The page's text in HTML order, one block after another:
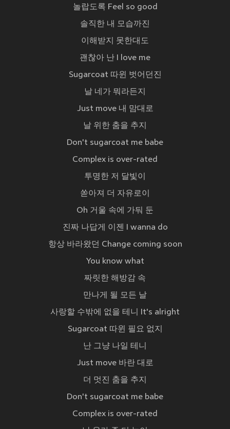
놀랍도록 Feel so good
솔직한 내 모습까진
이해받지 못한대도
괜찮아 난 I love me
Sugarcoat 따윈 벗어던진
날 네가 뭐라든지
Just move 내 맘대로
날 위한 춤을 추지
Don't sugarcoat me babe
Complex is over-rated
투명한 저 달빛이
쏟아져 더 자유로이
Oh 거울 속에 가둬 둔
진짜 나답게 이젠 I wanna do
항상 바라왔던 Change coming soon
You know what
짜릿한 해방감 속
만나게 될 모든 날
사랑할 수밖에 없을 테니 It's alright
Sugarcoat 따윈 필요 없지
난 그냥 나일 테니
Just move 바란 대로
더 멋진 춤을 추지
Don't sugarcoat me babe
Complex is over-rated